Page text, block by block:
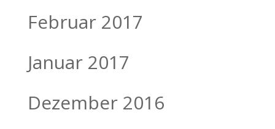
Februar 2017
Januar 2017
Dezember 2016